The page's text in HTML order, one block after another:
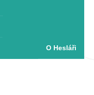
O Hesláři